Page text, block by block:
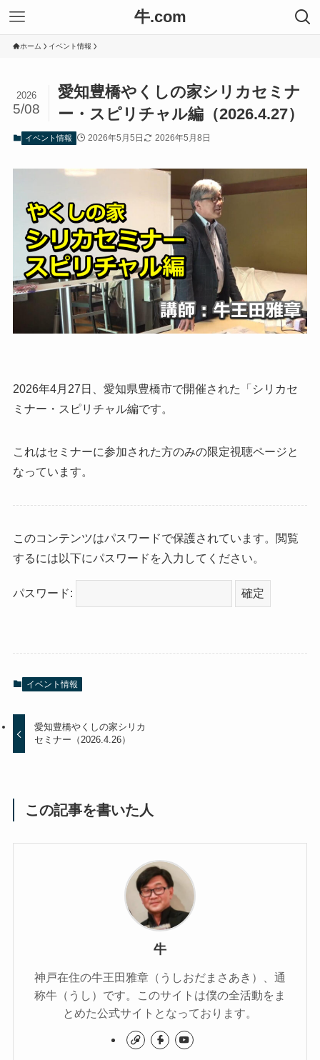
牛.com
ホーム イベント情報
愛知豊橋やくしの家シリカセミナ
ー・スピリチャル編（2026.4.27）
2026
5/08
イベント情報 2026年5月5日 2026年5月8日
2026年4月27日、愛知県豊橋市で開催された「シリカセ
ミナー・スピリチャル編です。
これはセミナーに参加された方のみの限定視聴ページと
なっています。
このコンテンツはパスワードで保護されています。閲覧
するには以下にパスワードを入力してください。
パスワード:
イベント情報
愛知豊橋やくしの家シリカ
セミナー（2026.4.26）
この記事を書いた人
牛
神戸在住の牛王田雅章（うしおだまさあき）、通
称牛（うし）です。このサイトは僕の全活動をま
とめた公式サイトとなっております。